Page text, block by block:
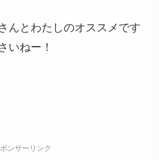
んとわたしのオススメです
いねー！
ンサーリンク